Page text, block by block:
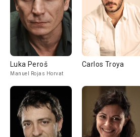
Luka Peroš
Manuel Rojas Horvat
Carlos Troya